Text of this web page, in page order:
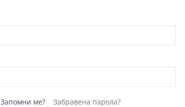
Запомни ме? Забравена парола?